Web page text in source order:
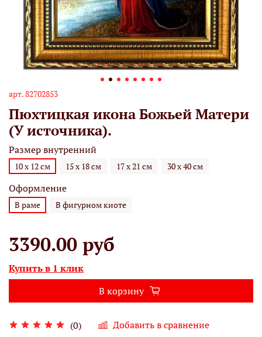
арт.82702853
Пюхтицкая икона Божьей Матери
(У источника).
(0) Добавить в сравнение
Размер внутренний
10 х 12 см 15 х 18 см 17 х 21 см 30 х 40 см
Оформление
В раме В фигурном киоте
3390.00 руб
Купить в 1 клик
В корзину